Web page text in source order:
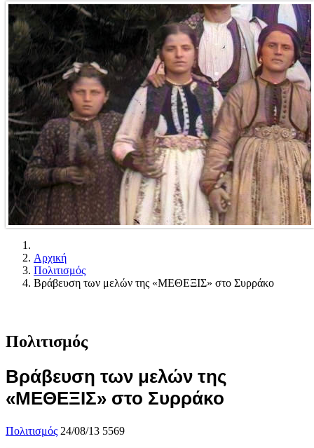
Αρχική
Πολιτισμός
Βράβευση των μελών της «ΜΕΘΕΞΙΣ» στο Συρράκο
Πολιτισμός
Βράβευση των μελών της
«ΜΕΘΕΞΙΣ» στο Συρράκο
Πολιτισμός 24/08/13 5569